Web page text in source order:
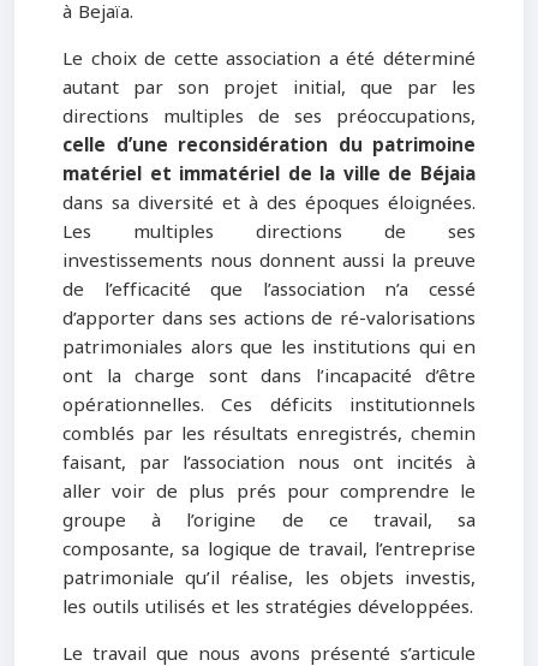
à Bejaïa.
Le choix de cette association a été déterminé
autant par son projet initial, que par les
directions multiples de ses préoccupations,
celle d’une reconsidération du patrimoine
matériel et immatériel de la ville de Béjaia
dans sa diversité et à des époques éloignées.
Les multiples directions de ses
investissements nous donnent aussi la preuve
de l’efficacité que l’association n’a cessé
d’apporter dans ses actions de ré-valorisations
patrimoniales alors que les institutions qui en
ont la charge sont dans l’incapacité d’être
opérationnelles. Ces déficits institutionnels
comblés par les résultats enregistrés, chemin
faisant, par l’association nous ont incités à
aller voir de plus prés pour comprendre le
groupe à l’origine de ce travail, sa
composante, sa logique de travail, l’entreprise
patrimoniale qu’il réalise, les objets investis,
les outils utilisés et les stratégies développées.
Le travail que nous avons présenté s’articule